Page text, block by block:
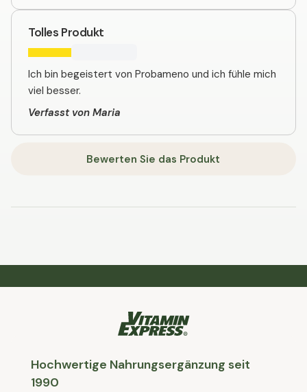
Tolles Produkt
Ich bin begeistert von Probameno und ich fühle mich
viel besser.
Verfasst von Maria
Bewerten Sie das Produkt
Hochwertige Nahrungsergänzung seit
1990